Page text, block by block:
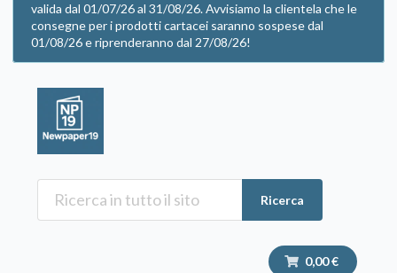
valida dal 01/07/26 al 31/08/26. Avvisiamo la clientela che le
consegne per i prodotti cartacei saranno sospese dal
01/08/26 e riprenderanno dal 27/08/26!
Ricerca
0,00 €